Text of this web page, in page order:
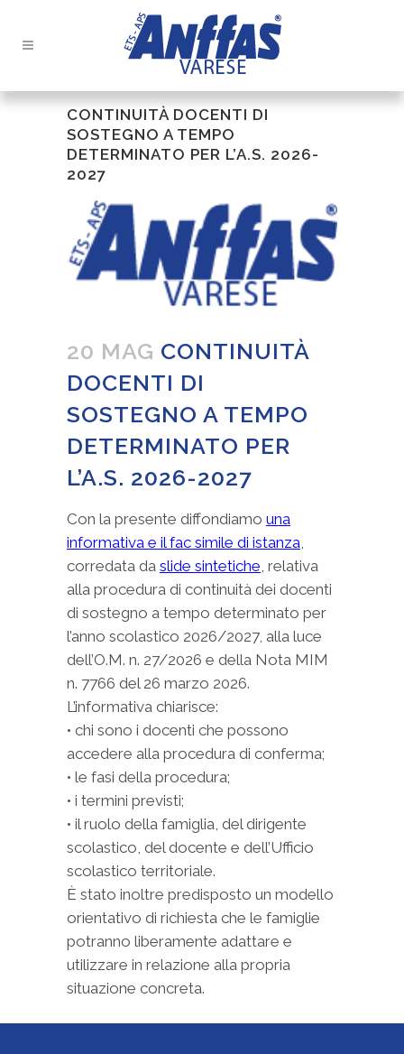
CONTINUITÀ DOCENTI DI
SOSTEGNO A TEMPO
DETERMINATO PER L’A.S. 2026-
2027
20 MAG CONTINUITÀ
DOCENTI DI
SOSTEGNO A TEMPO
DETERMINATO PER
L’A.S. 2026-2027
Con la presente diffondiamo una
informativa e il fac simile di istanza
corredata da slide sintetiche , relativa
alla procedura di continuità dei docenti
di sostegno a tempo determinato per
l’anno scolastico 2026/2027, alla luce
dell’O.M. n. 27/2026 e della Nota MIM
n. 7766 del 26 marzo 2026.
L’informativa chiarisce:
• chi sono i docenti che possono
accedere alla procedura di conferma;
• le fasi della procedura;
• i termini previsti;
• il ruolo della famiglia, del dirigente
scolastico, del docente e dell’Ufficio
scolastico territoriale.
È stato inoltre predisposto un modello
orientativo di richiesta che le famiglie
potranno liberamente adattare e
utilizzare in relazione alla propria
situazione concreta.